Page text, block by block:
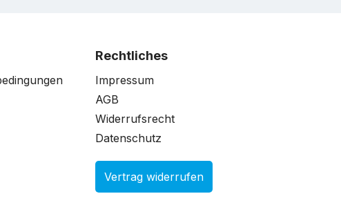
Rechtliches
Impressum
AGB
Widerrufsrecht
Datenschutz
Vertrag widerrufen